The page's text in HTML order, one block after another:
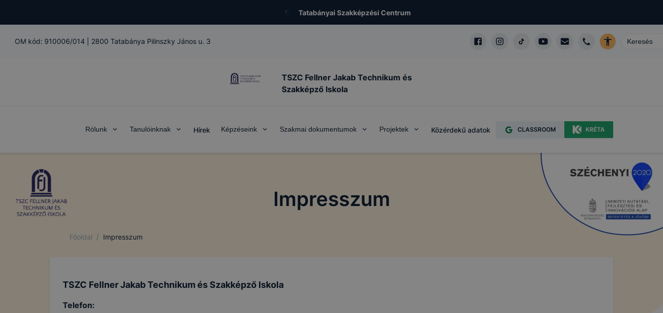
Tatabányai Szakképzési Centrum
OM kód: 910006/014 2800 Tatabánya Pilinszky János u. 3
TSZC Fellner Jakab Technikum és
Szakképző Iskola
Rólunk Tanulóinknak Hírek Képzéseink Szakmai dokumentumok Projektek Közérdekű adatok CLASSROOM KRÉTA
Impresszum
Főoldal / Impresszum
TSZC Fellner Jakab Technikum és Szakképző Iskola
Telefon: